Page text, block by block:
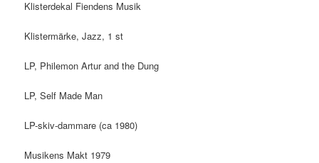
Klisterdekal Fiendens Musik
Klistermärke, Jazz, 1 st
LP, Philemon Artur and the Dung
LP, Self Made Man
LP-skiv-dammare (ca 1980)
Musikens Makt 1979